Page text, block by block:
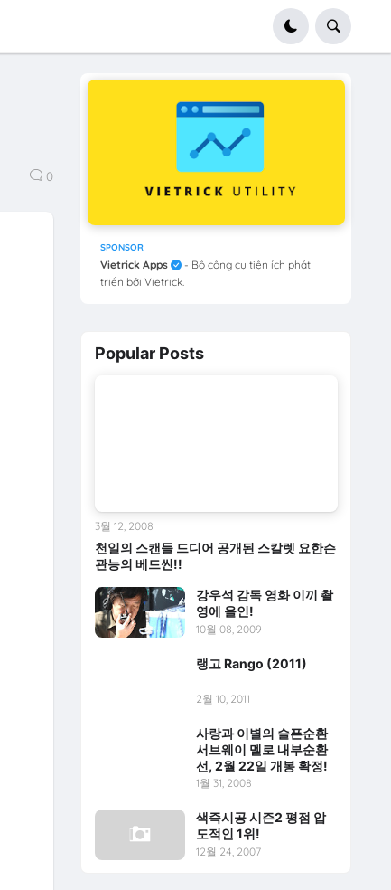
0
SPONSOR
Vietrick Apps
- Bộ công cụ tiện ích phát
triển bởi Vietrick.
Popular Posts
천일의 스캔들 드디어 공개된 스칼렛 요한슨
관능의 베드씬!!
3월 12, 2008
강우석 감독 영화 이끼 촬
영에 올인!
10월 08, 2009
랭고 Rango (2011)
2월 10, 2011
사랑과 이별의 슬픈순환
서브웨이 멜로 내부순환
선, 2월 22일 개봉 확정!
1월 31, 2008
색즉시공 시즌2 평점 압
도적인 1위!
12월 24, 2007